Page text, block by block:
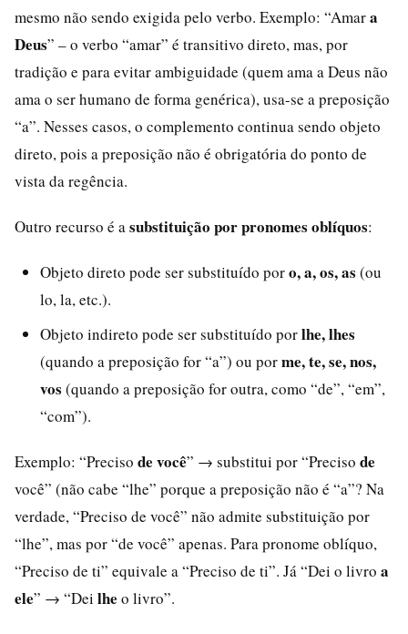
mesmo não sendo exigida pelo verbo. Exemplo: “Amara
Deus” – o verbo “amar” é transitivo direto, mas, por
tradição e para evitar ambiguidade (quem ama a Deus não
ama o ser humano de forma genérica), usa-se a preposição
“a”. Nesses casos, o complemento continua sendo objeto
direto, pois a preposição não é obrigatória do ponto de
vista da regência.
Outro recurso é a substituição por pronomes oblíquos:
Objeto direto pode ser substituído poro, a, os, as (ou
lo, la, etc.).
Objeto indireto pode ser substituído porlhe, lhes
(quando a preposição for “a”) ou porme, te, se, nos,
vos (quando a preposição for outra, como “de”, “em”,
“com”).
Exemplo: “Preciso de você” → substitui por “Preciso de
você” (não cabe “lhe” porque a preposição não é “a”? Na
verdade, “Preciso de você” não admite substituição por
“lhe”, mas por “de você” apenas. Para pronome oblíquo,
“Preciso de ti” equivale a “Preciso de ti”. Já “Dei o livro a
ele” → “Dei lhe o livro”.